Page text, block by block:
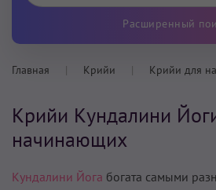
Расширенный
Главная Крийи Крийи для
Крийи Кундалини
начинающих
Кундалини Йога богата самыми